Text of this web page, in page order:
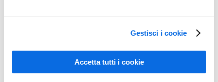
Gestisci i cookie
Accetta tutti i cookie